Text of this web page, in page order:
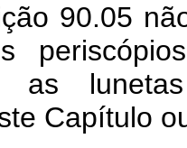
não
as
Capítulo